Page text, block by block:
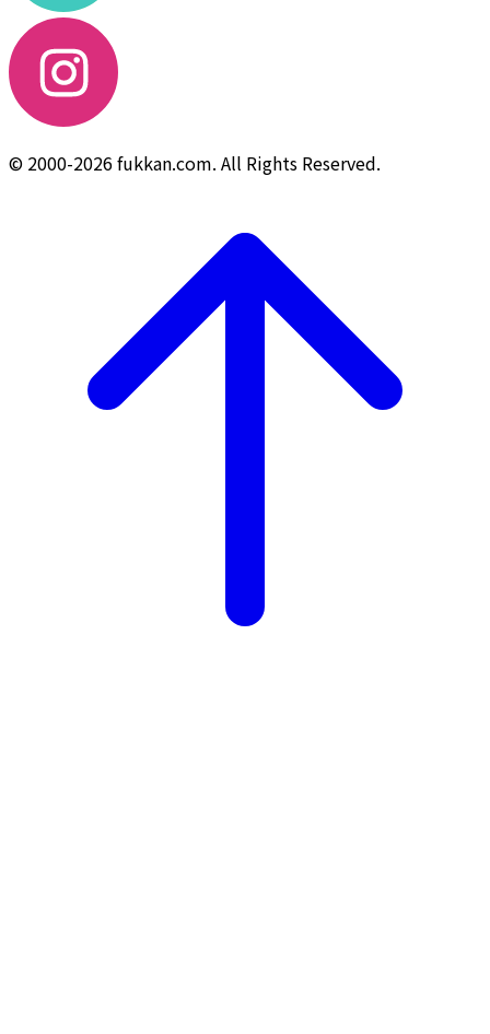
© 2000-2026 fukkan.com. All Rights Reserved.